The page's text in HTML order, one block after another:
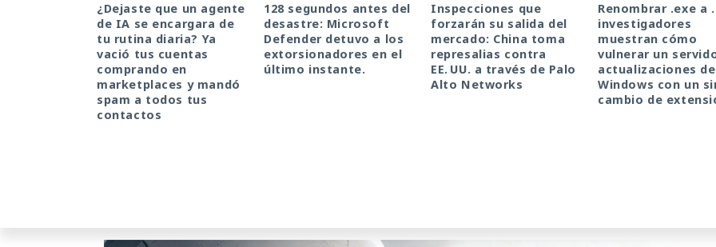
¿Dejaste que un agente
de IA se encargara de
tu rutina diaria? Ya
vació tus cuentas
comprando en
marketplaces y mandó
spam a todos tus
contactos
128 segundos antes del
desastre: Microsoft
Defender detuvo a los
extorsionadores en el
último instante.
Inspecciones que
forzarán su salida del
mercado: China toma
represalias contra
EE. UU. a través de Palo
Alto Networks
Renombrar .exe a
investigadores
muestran cómo
vulnerar un
actualizaciones de
Windows con un
cambio de
Un hacker engañó a una IA con «es solo
volcó una base de datos ajena de